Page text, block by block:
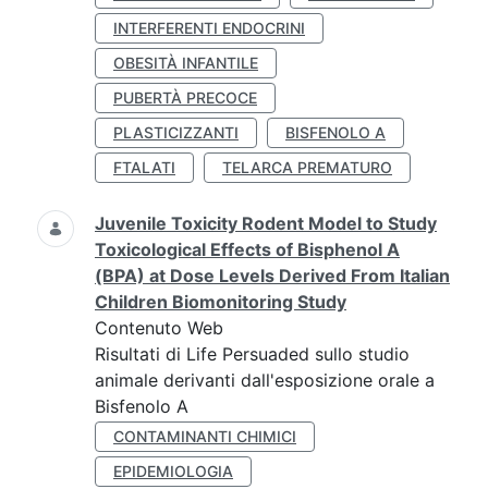
INTERFERENTI ENDOCRINI
OBESITÀ INFANTILE
PUBERTÀ PRECOCE
PLASTICIZZANTI
BISFENOLO A
FTALATI
TELARCA PREMATURO
Juvenile Toxicity Rodent Model to Study
Toxicological Effects of Bisphenol A
(BPA) at Dose Levels Derived From Italian
Children Biomonitoring Study
Contenuto Web
Risultati di Life Persuaded sullo studio
animale derivanti dall'esposizione orale a
Bisfenolo A
CONTAMINANTI CHIMICI
EPIDEMIOLOGIA